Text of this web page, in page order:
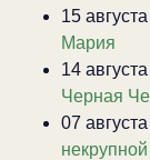
15
Мария
14
Черная
07
некрупной